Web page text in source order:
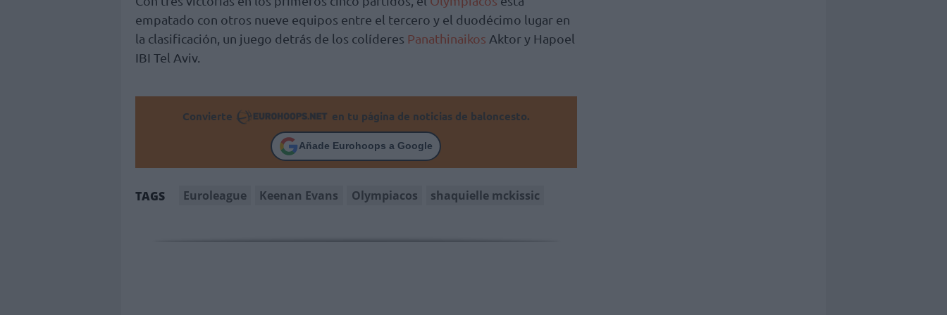
empatado con otros nueve equipos entre el tercero y el duodécimo lugar en
la clasificación, un juego detrás de los colíderes Panathinaikos Aktor y Hapoel
IBI Tel Aviv.
Convierte en tu página de noticias de baloncesto.
Añade Eurohoops a Google
TAGS Euroleague Keenan Evans Olympiacos shaquielle mckissic